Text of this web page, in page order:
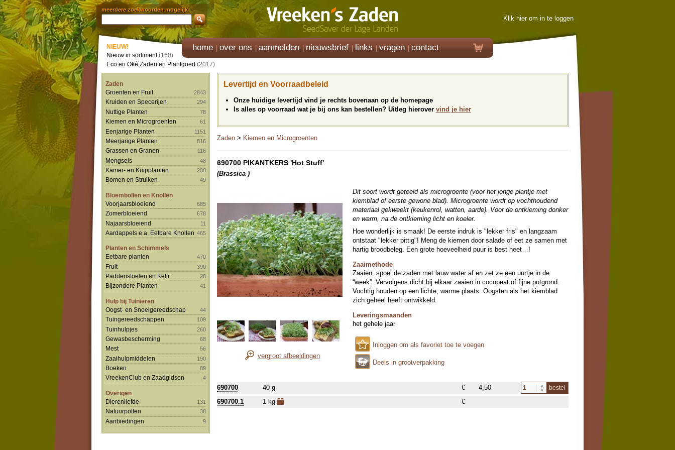
meerdere zoekwoorden mogelijk
Klik hier om in te loggen
home over ons aanmelden nieuwsbrief links vragen contact
NIEUW!
Nieuw in sortiment(160)
Eco en Oké Zaden en Plantgoed (2017)
Zaden
Groenten en Fruit
2843
Kruiden en Specerijen 294
Nuttige Planten 78
Kiemen en Microgroenten 61
Eenjarige Planten 1151
Meerjarige Planten 816
Grassen en Granen 116
Mengsels 48
Kamer- en Kuipplanten 280
Bomen en Struiken 49
Bloembollen en Knollen
Voorjaarsbloeiend
685
Zomerbloeiend 678
Najaarsbloeiend 11
Aardappels e.a. Eetbare Knollen 465
Planten en Schimmels
Eetbare planten
470
Fruit 390
Paddenstoelen en Kefir 28
Bijzondere Planten 41
Hulp bij Tuinieren
Oogst- en Snoeigereedschap
44
Tuingereedschappen 109
Tuinhulpjes 260
Gewasbescherming 68
Mest 56
Zaaihulpmiddelen 190
Boeken 89
VreekenClub en Zaadgidsen 4
Overigen
Dierenliefde
131
Natuurpotten 38
Aanbiedingen 9
Levertijd en Voorraadbeleid
Onze huidige levertijd vind je rechts bovenaan op de homepage
Is alles op voorraad wat je bij ons kan bestellen? Uitleg hierover vind je hier
Zaden > Kiemen en Microgroenten
690700 PIKANTKERS 'Hot Stuff'
(Brassica )
vergroot afbeeldingen
Dit soort wordt geteeld als microgroente (voor het jonge plantje met
kiemblad of eerste gewone blad). Microgroente wordt op vochthoudend
materiaal gekweekt (keukenrol, watten, aarde). Voor de ontkieming donker
en warm, na de ontkieming licht en koeler.
Hoe wonderlijk is smaak! De eerste indruk is "lekker fris" en langzaam
ontstaat "lekker pittig"! Meng de kiemen door salade of eet ze samen met
hartig broodbeleg. Een grote hoeveelheid puur is best heet…!
Zaaimethode
Zaaien: spoel de zaden met lauw water af en zet ze een uurtje in de
“week”. Vervolgens dicht bij elkaar zaaien in cocopeat of fijne potgrond.
Vochtig houden op een lichte, warme plaats. Oogsten als het kiemblad
zich geheel heeft ontwikkeld.
Leveringsmaanden
het gehele jaar
Inloggen om als favoriet toe te voegen
Deels in grootverpakking
690700 40 g € 4,50 bestel
690700.1 1 kg €